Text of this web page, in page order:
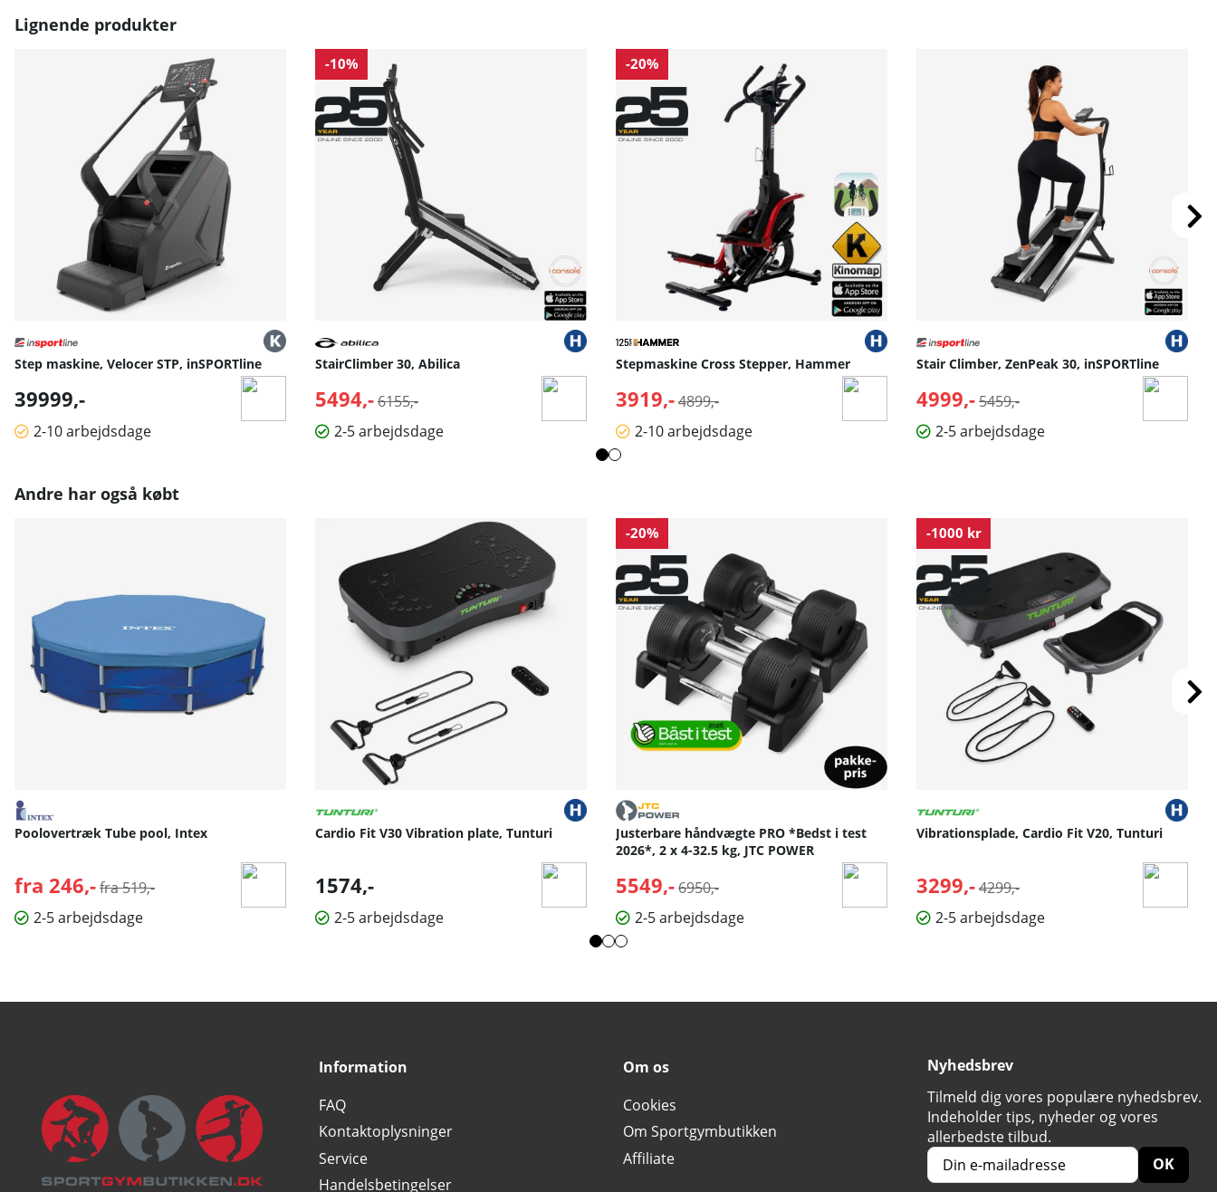
Lignende produkter
Step maskine, Velocer STP, inSPORTline
39999,-
2-10 arbejdsdage
-10%
StairClimber 30, Abilica
5494,- Normalpris:
6155,-
2-5 arbejdsdage
-20%
Stepmaskine Cross Stepper, Hammer
3919,- Normalpris:
4899,-
2-10 arbejdsdage
Stair Climber, ZenPeak 30, inSPORTline
4999,- Normalpris:
5459,-
2-5 arbejdsdage
Andre har også købt
Poolovertræk Tube pool, Intex
fra 246,-Normalpris:
fra 519,-
2-5 arbejdsdage
Cardio Fit V30 Vibration plate, Tunturi
1574,-
2-5 arbejdsdage
-20%
Justerbare håndvægte PRO *Bedst i test
2026*, 2 x 4-32.5 kg, JTC POWER
5549,- Normalpris:
6950,-
2-5 arbejdsdage
-1000 kr
Vibrationsplade, Cardio Fit V20, Tunturi
3299,- Normalpris:
4299,-
2-5 arbejdsdage
Information
FAQ
Kontaktoplysninger
Service
Handelsbetingelser
Om os
Cookies
Om Sportgymbutikken
Affiliate
Nyhedsbrev
Tilmeld dig vores populære nyhedsbrev.
Indeholder tips, nyheder og vores
allerbedste tilbud.
OK